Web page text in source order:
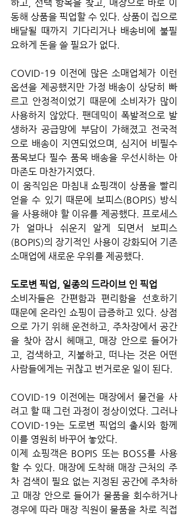
하고, 선택 항목을 찾고, 매장으로 바로 이
동해 상품을 픽업할 수 있다. 상품이 집으로
배달될 때까지 기다리거나 배송비에 불필
요하게 돈을 쓸 필요가 없다.
COVID-19 이전에 많은 소매업체가 이런
옵션을 제공했지만 가정 배송이 상당히 빠
르고 안정적이었기 때문에 소비자가 많이
사용하지 않았다. 팬데믹이 폭발적으로 발
생하자 공급망에 부담이 가해졌고 전국적
으로 배송이 지연되었으며, 심지어 비필수
품목보다 필수 품목 배송을 우선시하는 아
마존도 마찬가지였다.
이 움직임은 마침내 쇼핑객이 상품을 빨리
얻을 수 있기 때문에 보피스(BOPIS) 방식
을 사용해야 할 이유를 제공했다. 프로세스
가 얼마나 쉬운지 알게 되면서 보피스
(BOPIS)의 장기적인 사용이 강화되어 기존
소매업에 새로운 우위를 제공했다.
도로변 픽업, 일종의 드라이브 인 픽업
소비자들은 간편함과 편리함을 선호하기
때문에 온라인 쇼핑이 급증하고 있다. 상점
으로 가기 위해 운전하고, 주차장에서 공간
을 찾아 잠시 헤매고, 매장 안으로 들어가
고, 검색하고, 지불하고, 떠나는 것은 어떤
사람들에게는 귀찮고 번거로운 일이 된다.
COVID-19 이전에는 매장에서 물건을 사
려고 할 때 그런 과정이 정상이었다. 그러나
COVID-19는 도로변 픽업의 출시와 함께
이를 영원히 바꾸어 놓았다.
이제 쇼핑객은 BOPIS 또는 BOSS를 사용
할 수 있다. 매장에 도착해 매장 근처의 주
차 검색이 필요 없는 지정된 공간에 주차하
고 매장 안으로 들어가 물품을 회수하거나
경우에 따라 매장 직원이 물품을 차로 직접